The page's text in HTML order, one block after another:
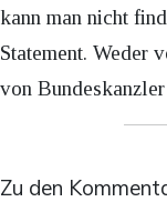
kann man nicht
Statement. Weder
von
Zu den